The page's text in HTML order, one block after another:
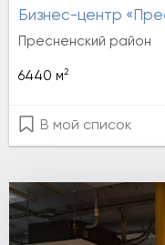
Бизнес-центр
Пресненский район
6440 м2
В мой список